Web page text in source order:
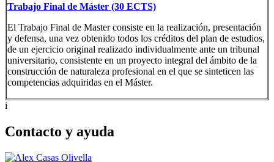
Trabajo Final de Máster (30 ECTS)
El Trabajo Final de Master consiste en la realización, presentación
y defensa, una vez obtenido todos los créditos del plan de estudios,
de un ejercicio original realizado individualmente ante un tribunal
universitario, consistente en un proyecto integral del ámbito de la
construcción de naturaleza profesional en el que se sinteticen las
competencias adquiridas en el Máster.
i
Contacto y ayuda